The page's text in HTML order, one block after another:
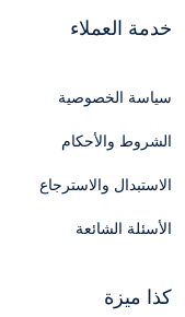
خدمة العملاء
سياسة الخصوصية
الشروط والأحكام
الاستبدال والاسترجاع
الأسئلة الشائعة
كذا ميزة